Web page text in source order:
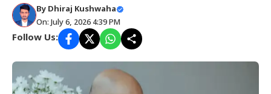
By Dhiraj Kushwaha
On: July 6, 2026 4:39 PM
Follow Us: